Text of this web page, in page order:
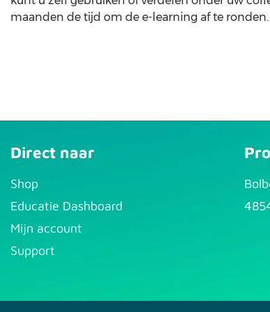
maanden de tijd om de e-learning af te ronden.
Direct naar
S​hop
Educatie Dashboard
Mijn account
Support